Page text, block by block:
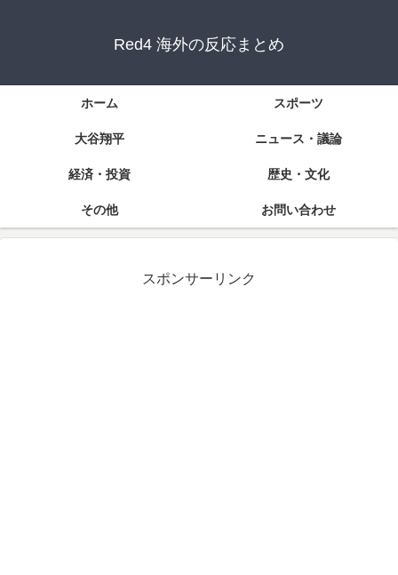
Red4 海外の反応まとめ
ホーム スポーツ
大谷翔平 ニュース・議論
経済・投資 歴史・文化
その他 お問い合わせ
スポンサーリンク